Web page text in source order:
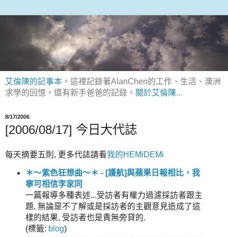
艾倫陳的記事本 。這裡記錄著AlanChen的工作、生活、澳洲
求學的回憶，還有新手爸爸的記錄。 關於艾倫陳...
8/17/2006
[2006/08/17] 今日大代誌
每天摘要五則, 更多代誌請看我的HEMiDEMi
＊～紫色狂想曲～＊ - [護航]與蘋果日報相比，我
寧可相信李家同
一篇報導多種表述...受訪者有權力過濾採訪者跟主
題, 無論是不了解或是採訪者的主觀意見造成了這
樣的結果, 受訪者也是責無旁貸的.
(標籤: blog)